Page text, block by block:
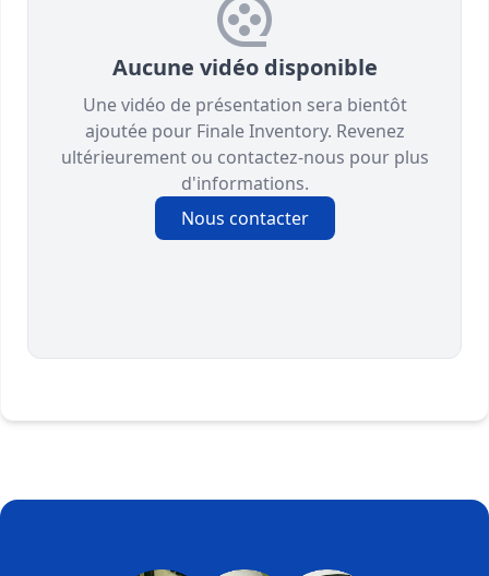
Aucune vidéo disponible
Une vidéo de présentation sera bientôt
ajoutée pour Finale Inventory. Revenez
ultérieurement ou contactez-nous pour plus
d'informations.
Nous contacter